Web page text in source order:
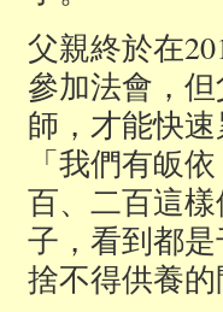
父親終於在
參加法會，
師，才能快
「我們有皈
百、二百這
子，看到都
捨不得供養